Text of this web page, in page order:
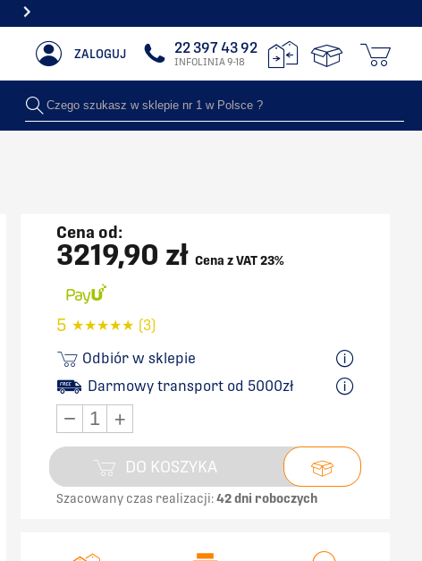
ZALOGUJ 22 397 43 92
INFOLINIA 9-18
Czego szukasz w sklepie nr 1 w Polsce ?
Cena od:
3219,90 zł Cena z VAT 23%
5 ★★★★★ (3)
Odbiór w sklepie
Darmowy transport od 5000zł
− +
DO KOSZYKA
Szacowany czas realizacji:42 dni roboczych